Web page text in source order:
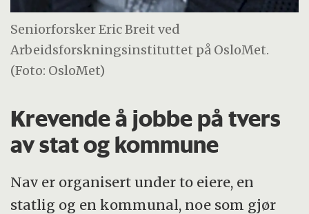
Seniorforsker Eric Breit ved
Arbeidsforskningsinstituttet på OsloMet.
(Foto: OsloMet)
Krevende å jobbe på tvers
av stat og kommune
Nav er organisert under to eiere, en
statlig og en kommunal, noe som gjør